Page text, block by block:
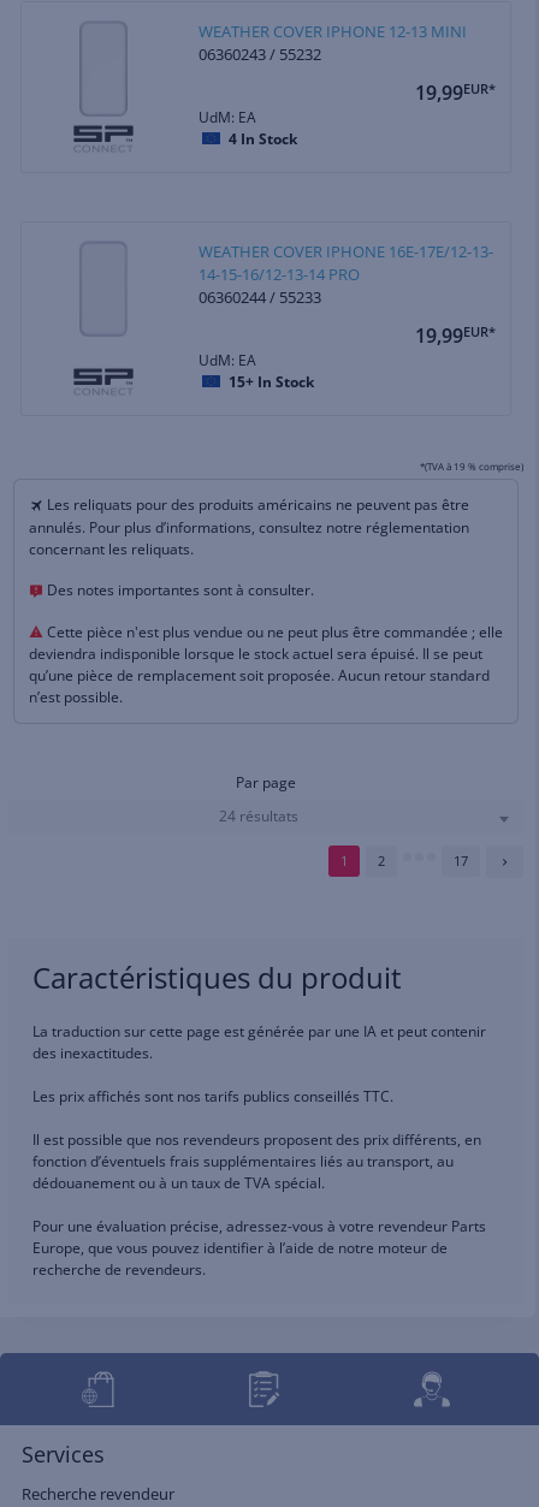
WEATHER COVER IPHONE 12-13 MINI
06360243 / 55232
19,99EUR*
UdM: EA
4 In Stock
WEATHER COVER IPHONE 16E-17E/12-13-
14-15-16/12-13-14 PRO
06360244 / 55233
19,99EUR*
UdM: EA
15+ In Stock
*(TVA à 19 % comprise)
Les reliquats pour des produits américains ne peuvent pas être
annulés. Pour plus d’informations, consultez notre réglementation
concernant les reliquats.
Des notes importantes sont à consulter.
Cette pièce n'est plus vendue ou ne peut plus être commandée ; elle
deviendra indisponible lorsque le stock actuel sera épuisé. Il se peut
qu’une pièce de remplacement soit proposée. Aucun retour standard
n’est possible.
Par page
24 résultats
1 2 17
Caractéristiques du produit
La traduction sur cette page est générée par une IA et peut contenir
des inexactitudes.
Les prix affichés sont nos tarifs publics conseillés TTC.
Il est possible que nos revendeurs proposent des prix différents, en
fonction d’éventuels frais supplémentaires liés au transport, au
dédouanement ou à un taux de TVA spécial.
Pour une évaluation précise, adressez-vous à votre revendeur Parts
Europe, que vous pouvez identifier à l’aide de notre moteur de
recherche de revendeurs.
Services
Recherche revendeur